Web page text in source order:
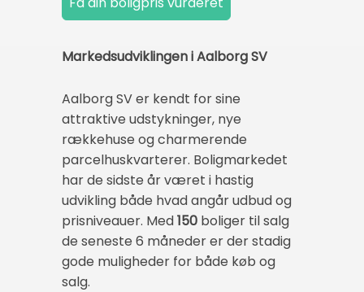
Markedsudviklingen i Aalborg SV
Aalborg SV er kendt for sine
attraktive udstykninger, nye
rækkehuse og charmerende
parcelhuskvarterer. Boligmarkedet
har de sidste år været i hastig
udvikling både hvad angår udbud og
prisniveauer. Med150 boliger til salg
de seneste 6 måneder er der stadig
gode muligheder for både køb og
salg.